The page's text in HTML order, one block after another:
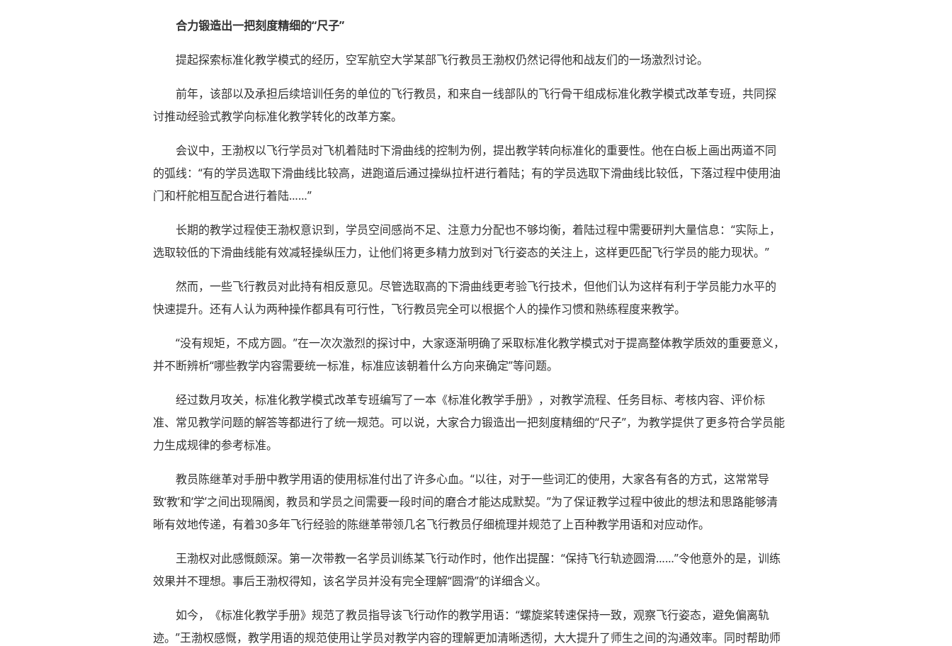
合力锻造出一把刻度精细的“尺子”
提起探索标准化教学模式的经历，空军航空大学某部飞行教员王渤权仍然记得他和战友们的一场激烈讨论。
前年，该部以及承担后续培训任务的单位的飞行教员，和来自一线部队的飞行骨干组成标准化教学模式改革专班，共同探
讨推动经验式教学向标准化教学转化的改革方案。
会议中，王渤权以飞行学员对飞机着陆时下滑曲线的控制为例，提出教学转向标准化的重要性。他在白板上画出两道不同
的弧线：“有的学员选取下滑曲线比较高，进跑道后通过操纵拉杆进行着陆；有的学员选取下滑曲线比较低，下落过程中使用油
门和杆舵相互配合进行着陆……”
长期的教学过程使王渤权意识到，学员空间感尚不足、注意力分配也不够均衡，着陆过程中需要研判大量信息：“实际上，
选取较低的下滑曲线能有效减轻操纵压力，让他们将更多精力放到对飞行姿态的关注上，这样更匹配飞行学员的能力现状。”
然而，一些飞行教员对此持有相反意见。尽管选取高的下滑曲线更考验飞行技术，但他们认为这样有利于学员能力水平的
快速提升。还有人认为两种操作都具有可行性，飞行教员完全可以根据个人的操作习惯和熟练程度来教学。
“没有规矩，不成方圆。”在一次次激烈的探讨中，大家逐渐明确了采取标准化教学模式对于提高整体教学质效的重要意义，
并不断辨析“哪些教学内容需要统一标准，标准应该朝着什么方向来确定”等问题。
经过数月攻关，标准化教学模式改革专班编写了一本《标准化教学手册》，对教学流程、任务目标、考核内容、评价标
准、常见教学问题的解答等都进行了统一规范。可以说，大家合力锻造出一把刻度精细的“尺子”，为教学提供了更多符合学员能
力生成规律的参考标准。
教员陈继革对手册中教学用语的使用标准付出了许多心血。“以往，对于一些词汇的使用，大家各有各的方式，这常常导
致‘教’和‘学’之间出现隔阂，教员和学员之间需要一段时间的磨合才能达成默契。”为了保证教学过程中彼此的想法和思路能够清
晰有效地传递，有着30多年飞行经验的陈继革带领几名飞行教员仔细梳理并规范了上百种教学用语和对应动作。
王渤权对此感慨颇深。第一次带教一名学员训练某飞行动作时，他作出提醒：“保持飞行轨迹圆滑……”令他意外的是，训练
效果并不理想。事后王渤权得知，该名学员并没有完全理解“圆滑”的详细含义。
如今，《标准化教学手册》规范了教员指导该飞行动作的教学用语：“螺旋桨转速保持一致，观察飞行姿态，避免偏离轨
迹。”王渤权感慨，教学用语的规范使用让学员对教学内容的理解更加清晰透彻，大大提升了师生之间的沟通效率。同时帮助师